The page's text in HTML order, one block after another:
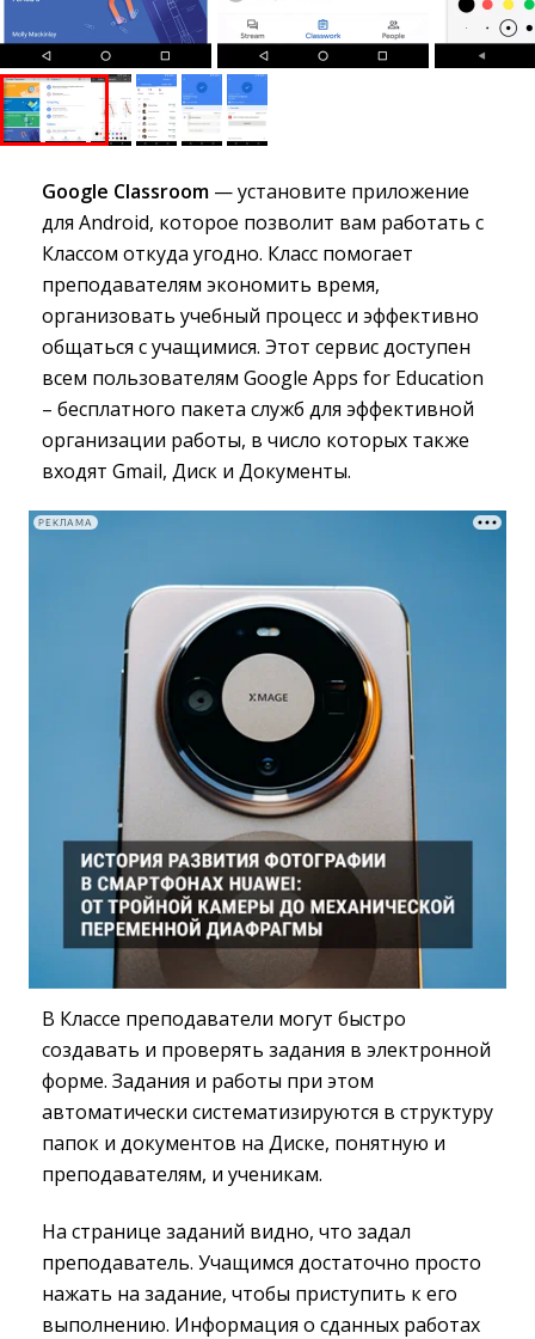
Google Classroom — установите приложение
для Android, которое позволит вам работать с
Классом откуда угодно. Класс помогает
преподавателям экономить время,
организовать учебный процесс и эффективно
общаться с учащимися. Этот сервис доступен
всем пользователям Google Apps for Education
– бесплатного пакета служб для эффективной
организации работы, в число которых также
входят Gmail, Диск и Документы.
РЕКЛАМА
В Классе преподаватели могут быстро
создавать и проверять задания в электронной
форме. Задания и работы при этом
автоматически систематизируются в структуру
папок и документов на Диске, понятную и
преподавателям, и ученикам.
На странице заданий видно, что задал
преподаватель. Учащимся достаточно просто
нажать на задание, чтобы приступить к его
выполнению. Информация о сданных работах